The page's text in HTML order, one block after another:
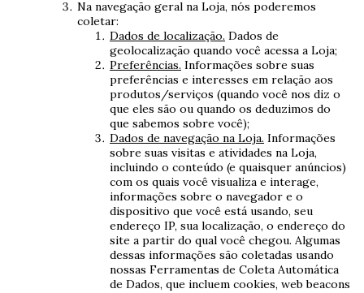
Na navegação geral na Loja, nós poderemos
coletar:
Dados de localização. Dados de
geolocalização quando você acessa a Loja;
Preferências. Informações sobre suas
preferências e interesses em relação aos
produtos/serviços (quando você nos diz o
que eles são ou quando os deduzimos do
que sabemos sobre você);
Dados de navegação na Loja. Informações
sobre suas visitas e atividades na Loja,
incluindo o conteúdo (e quaisquer anúncios)
com os quais você visualiza e interage,
informações sobre o navegador e o
dispositivo que você está usando, seu
endereço IP, sua localização, o endereço do
site a partir do qual você chegou. Algumas
dessas informações são coletadas usando
nossas Ferramentas de Coleta Automática
de Dados, que incluem cookies, web beacons